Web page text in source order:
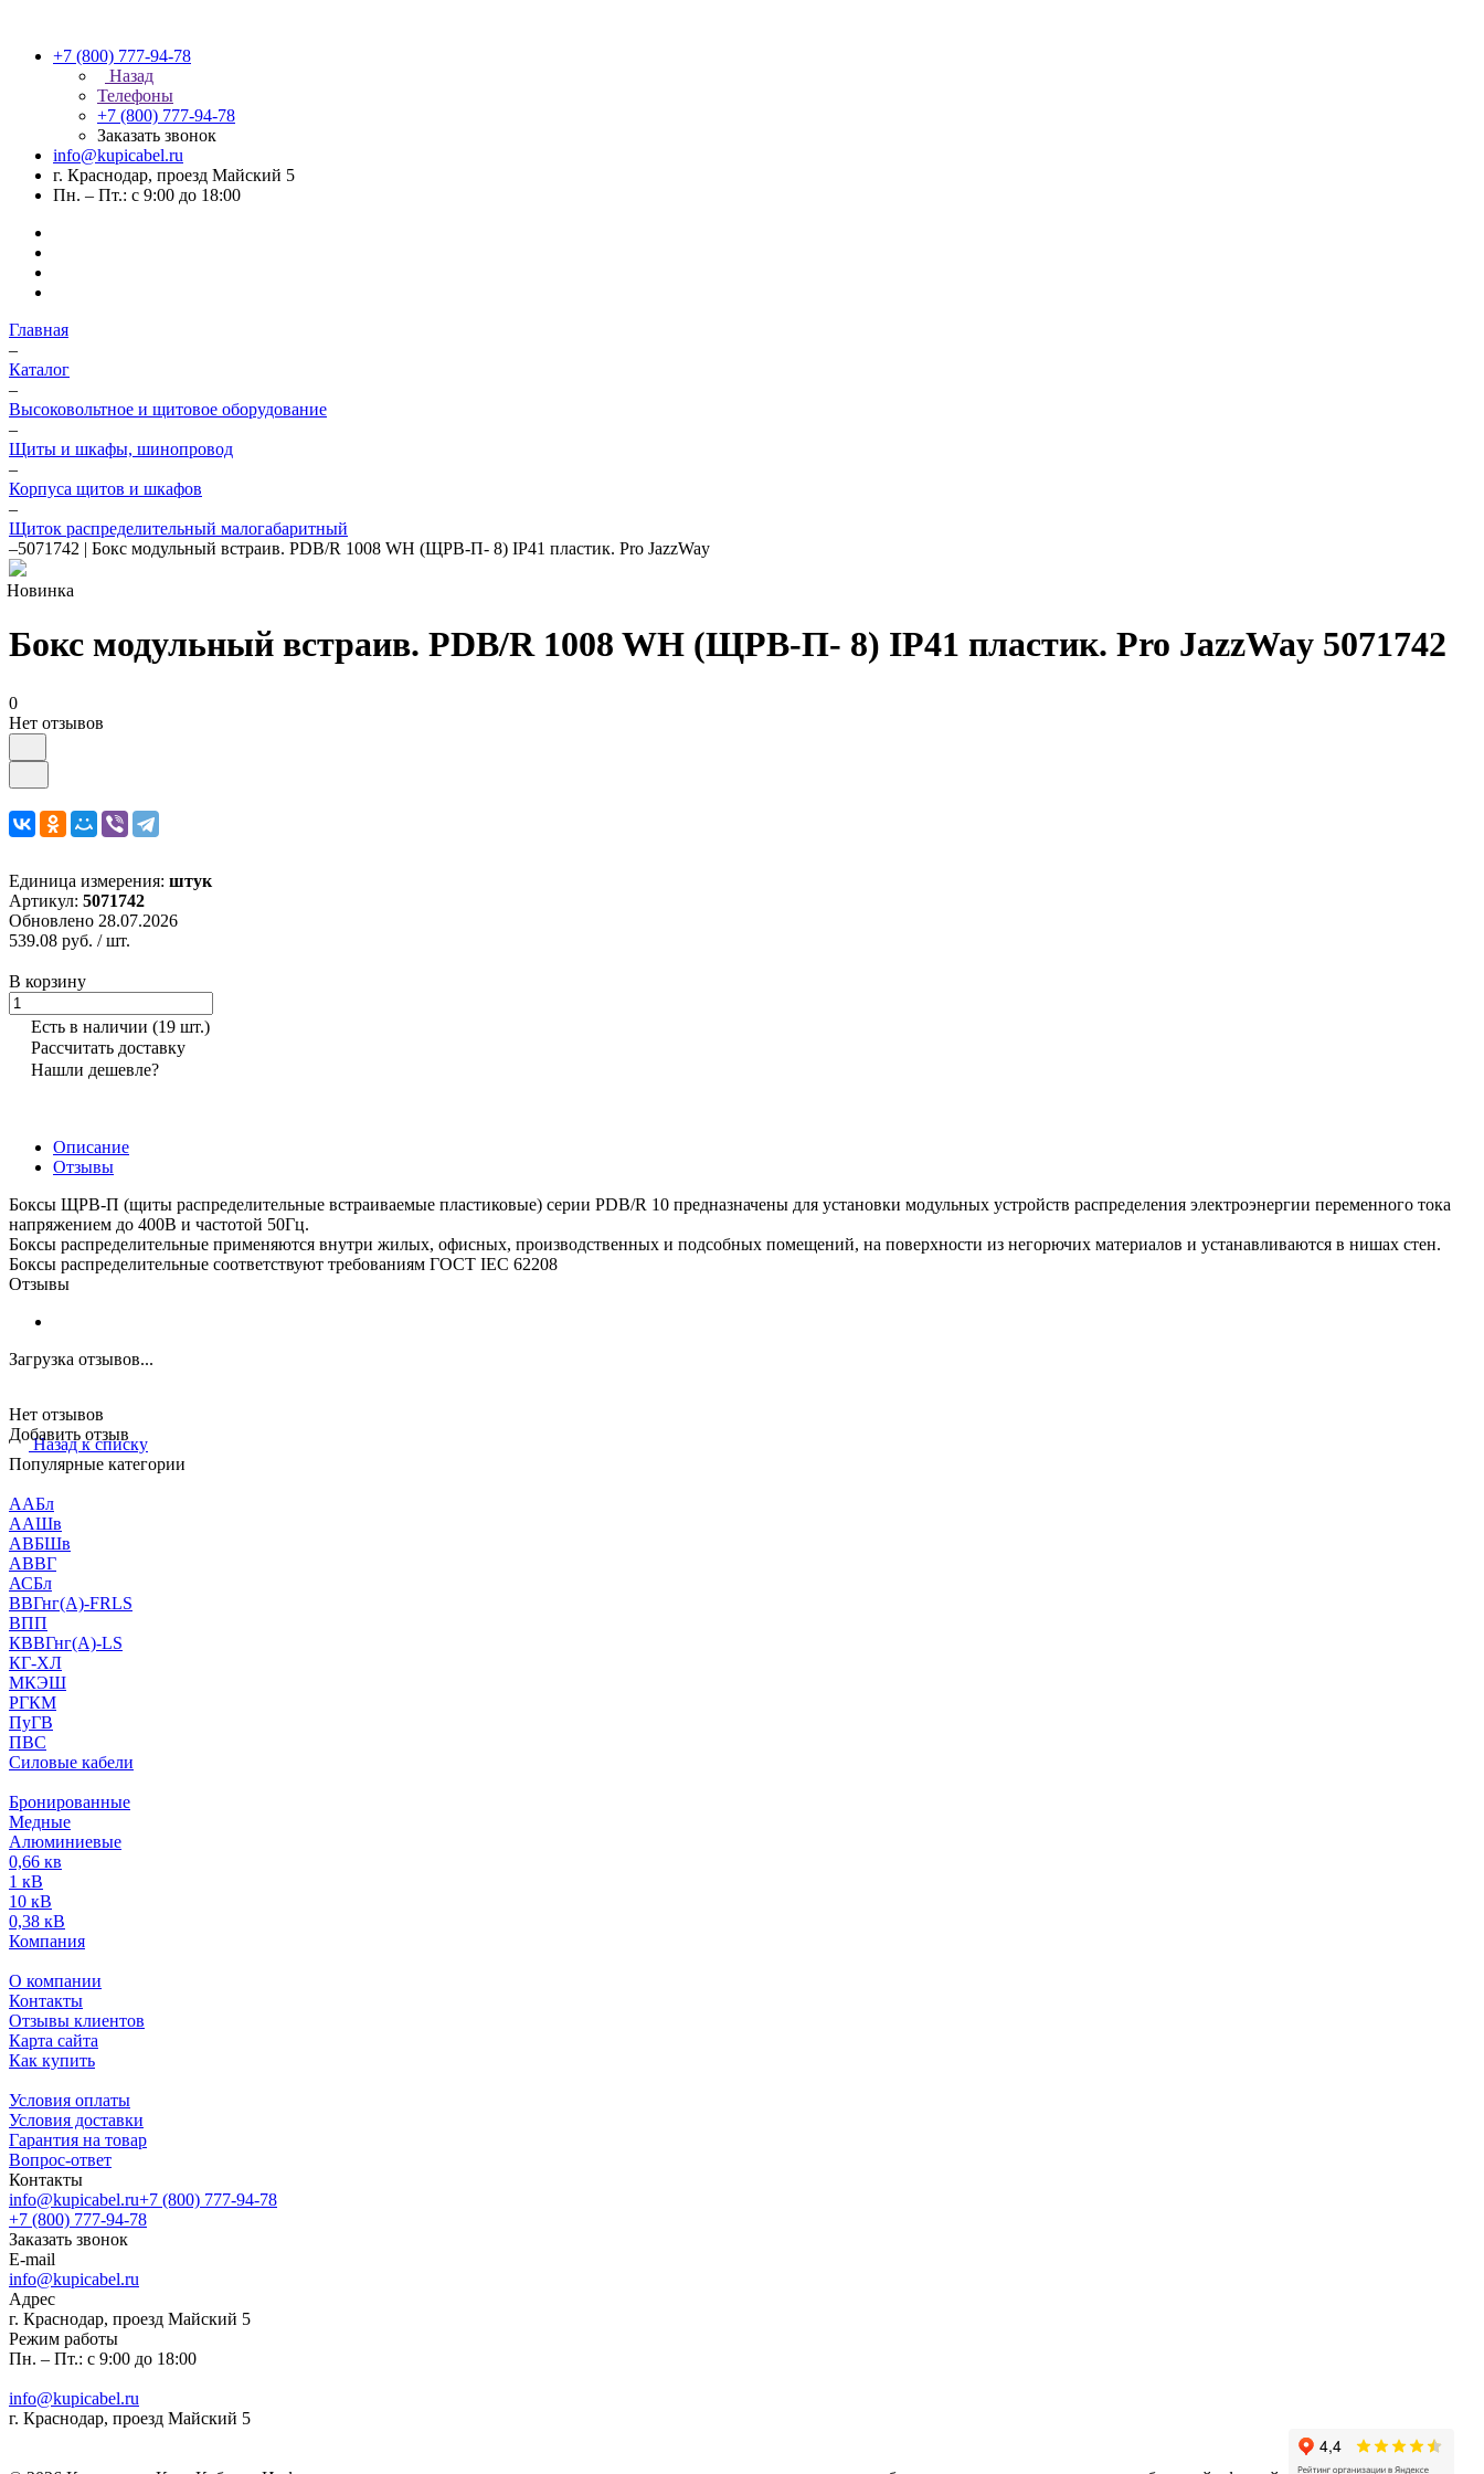
+7 (800) 777-94-78
Назад
Телефоны
+7 (800) 777-94-78
Заказать звонок
info@kupicabel.ru
г. Краснодар, проезд Майский 5
Пн. – Пт.: с 9:00 до 18:00
Главная
–
Каталог
–
Высоковольтное и щитовое оборудование
–
Щиты и шкафы, шинопровод
–
Корпуса щитов и шкафов
–
Щиток распределительный малогабаритный
–5071742 | Бокс модульный встраив. PDB/R 1008 WH (ЩРВ-П- 8) IP41 пластик. Pro JazzWay
Новинка
Бокс модульный встраив. PDB/R 1008 WH (ЩРВ-П- 8) IP41 пластик. Pro JazzWay 5071742
0
Нет отзывов
Единица измерения: штук
Артикул: 5071742
Обновлено 28.07.2026
539.08 руб. / шт.
В корзину
Есть в наличии (19 шт.)
Рассчитать доставку
Нашли дешевле?
Описание
Отзывы
Боксы ЩРВ-П (щиты распределительные встраиваемые пластиковые) серии PDB/R 10 предназначены для установки модульных устройств распределения электроэнергии переменного тока
напряжением до 400В и частотой 50Гц.
Боксы распределительные применяются внутри жилых, офисных, производственных и подсобных помещений, на поверхности из негорючих материалов и устанавливаются в нишах стен.
Боксы распределительные соответствуют требованиям ГОСТ IEC 62208
Отзывы
Загрузка отзывов...
Нет отзывов
Добавить отзыв
Назад к списку
Популярные категории
ААБл
ААШв
АВБШв
АВВГ
АСБл
ВВГнг(А)-FRLS
ВПП
КВВГнг(А)-LS
КГ-ХЛ
МКЭШ
РГКМ
ПуГВ
ПВС
Силовые кабели
Бронированные
Медные
Алюминиевые
0,66 кв
1 кВ
10 кВ
0,38 кВ
Компания
О компании
Контакты
Отзывы клиентов
Карта сайта
Как купить
Условия оплаты
Условия доставки
Гарантия на товар
Вопрос-ответ
Контакты
info@kupicabel.ru+7 (800) 777-94-78
+7 (800) 777-94-78
Заказать звонок
E-mail
info@kupicabel.ru
Адрес
г. Краснодар, проезд Майский 5
Режим работы
Пн. – Пт.: с 9:00 до 18:00
info@kupicabel.ru
г. Краснодар, проезд Майский 5